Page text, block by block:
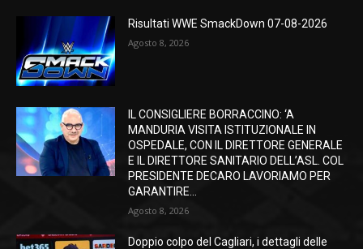
Risultati WWE SmackDown 07-08-2026
Agosto 8, 2026
IL CONSIGLIERE BORRACCINO: ‘A
MANDURIA VISITA ISTITUZIONALE IN
OSPEDALE, CON IL DIRETTORE GENERALE
E IL DIRETTORE SANITARIO DELL’ASL. COL
PRESIDENTE DECARO LAVORIAMO PER
GARANTIRE...
Agosto 8, 2026
Doppio colpo del Cagliari, i dettagli delle